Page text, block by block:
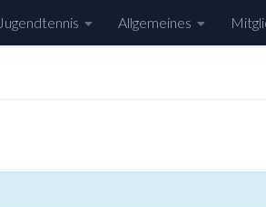
Jugendtennis Allgemeines